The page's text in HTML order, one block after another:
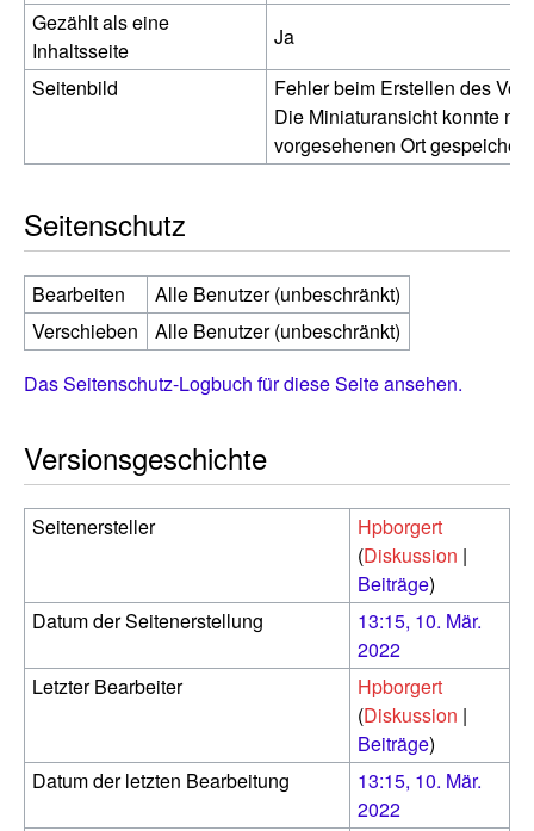
Gezählt als eine
Inhaltsseite
Ja
Seitenbild
Fehler beim Erstellen des
Die Miniaturansicht konnte
vorgesehenen Ort
Seitenschutz
Bearbeiten
Alle Benutzer (unbeschränkt)
Verschieben
Alle Benutzer (unbeschränkt)
Das Seitenschutz-Logbuch für diese Seite ansehen.
Versionsgeschichte
Seitenersteller
Hpborgert
(Diskussion |
Beiträge)
Datum der Seitenerstellung
13:15, 10. Mär.
2022
Letzter Bearbeiter
Hpborgert
(Diskussion |
Beiträge)
Datum der letzten Bearbeitung
13:15, 10. Mär.
2022